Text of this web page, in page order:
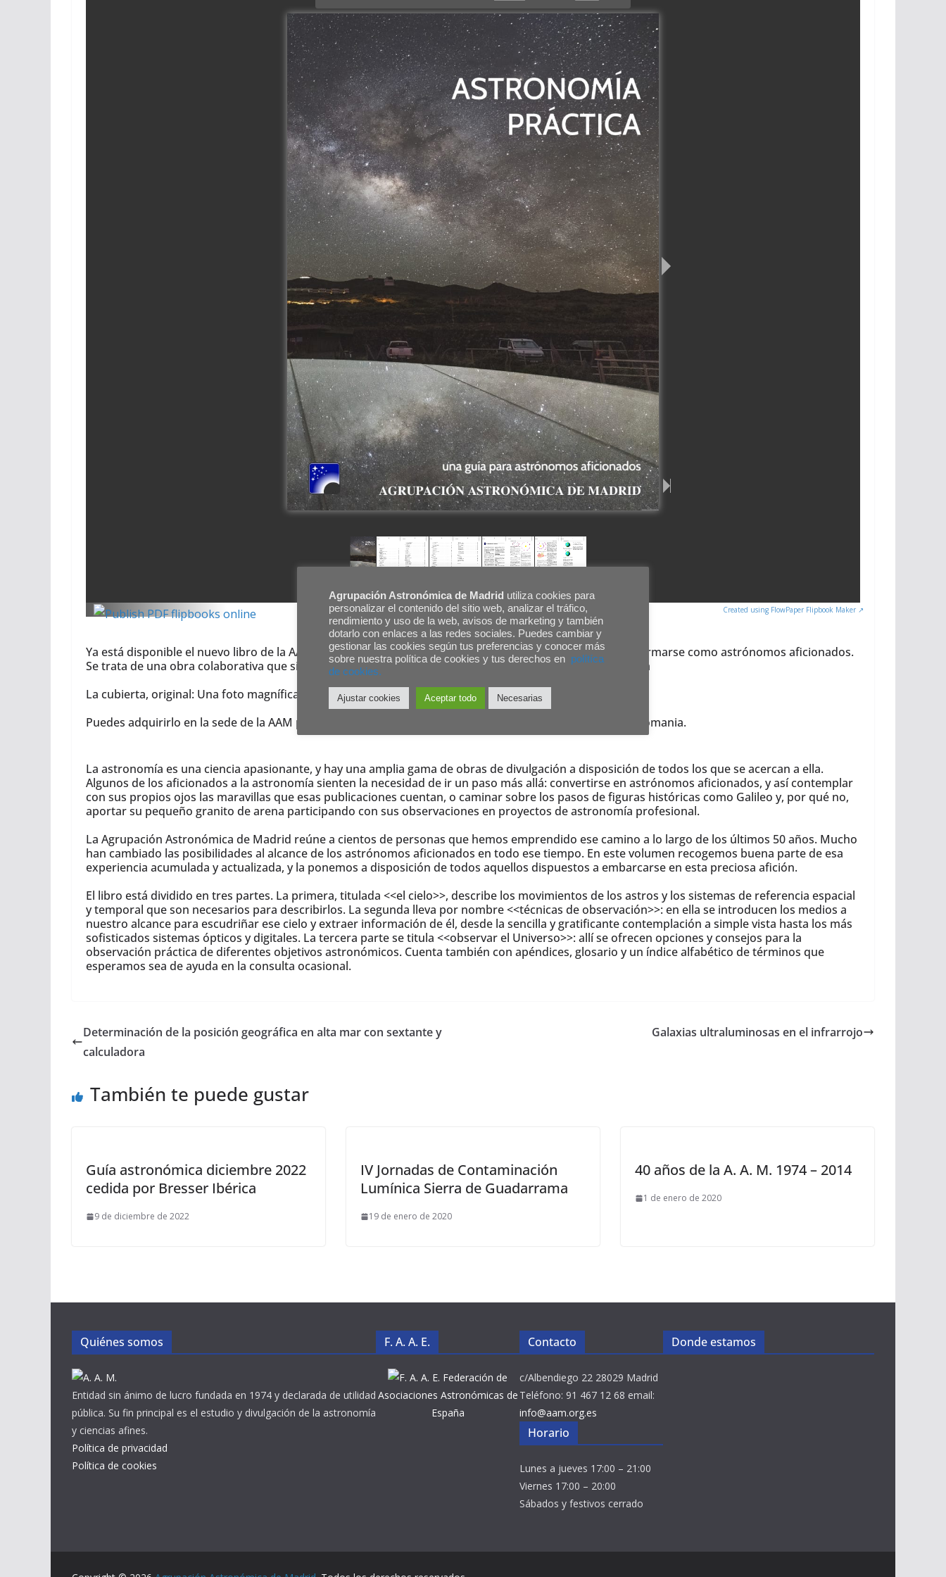
Created using FlowPaper Flipbook Maker ↗
Ya está disponible el nuevo libro de la AAM. En sus páginas se exponen conceptos fundamentales para formarse como astrónomos aficionados.
Se trata de una obra colaborativa que sintetiza el conocimiento y la experiencia de 50 años de Astronomía
La cubierta, original: Una foto magnífica de Miguel Ángel González Barrio. Y continúa en contracubierta.
Puedes adquirirlo en la sede de la AAM por 25 € (C/Albendiego 22, local) o a través de la web de Telescopiomania.
La astronomía es una ciencia apasionante, y hay una amplia gama de obras de divulgación a disposición de todos los que se acercan a ella.
Algunos de los aficionados a la astronomía sienten la necesidad de ir un paso más allá: convertirse en astrónomos aficionados, y así contemplar
con sus propios ojos las maravillas que esas publicaciones cuentan, o caminar sobre los pasos de figuras históricas como Galileo y, por qué no,
aportar su pequeño granito de arena participando con sus observaciones en proyectos de astronomía profesional.
La Agrupación Astronómica de Madrid reúne a cientos de personas que hemos emprendido ese camino a lo largo de los últimos 50 años. Mucho
han cambiado las posibilidades al alcance de los astrónomos aficionados en todo ese tiempo. En este volumen recogemos buena parte de esa
experiencia acumulada y actualizada, y la ponemos a disposición de todos aquellos dispuestos a embarcarse en esta preciosa afición.
El libro está dividido en tres partes. La primera, titulada <<el cielo>>, describe los movimientos de los astros y los sistemas de referencia espacial
y temporal que son necesarios para describirlos. La segunda lleva por nombre <<técnicas de observación>>: en ella se introducen los medios a
nuestro alcance para escudriñar ese cielo y extraer información de él, desde la sencilla y gratificante contemplación a simple vista hasta los más
sofisticados sistemas ópticos y digitales. La tercera parte se titula <<observar el Universo>>: allí se ofrecen opciones y consejos para la
observación práctica de diferentes objetivos astronómicos. Cuenta también con apéndices, glosario y un índice alfabético de términos que
esperamos sea de ayuda en la consulta ocasional.
Determinación de la posición geográfica en alta mar con sextante y
calculadora
Galaxias ultraluminosas en el infrarrojo
También te puede gustar
Guía astronómica diciembre 2022
cedida por Bresser Ibérica
9 de diciembre de 2022
IV Jornadas de Contaminación
Lumínica Sierra de Guadarrama
19 de enero de 2020
40 años de la A. A. M. 1974 – 2014
1 de enero de 2020
Quiénes somos
Entidad sin ánimo de lucro fundada en 1974 y declarada de utilidad
pública. Su fin principal es el estudio y divulgación de la astronomía
y ciencias afines.
Política de privacidad
Política de cookies
F. A. A. E.
Federación de
Asociaciones Astronómicas de
España
Contacto
c/Albendiego 22 28029 Madrid
Teléfono: 91 467 12 68 email:
info@aam.org.es
Horario
Lunes a jueves 17:00 – 21:00
Viernes 17:00 – 20:00
Sábados y festivos cerrado
Donde estamos
Agrupación Astronómica de Madrid utiliza cookies para
personalizar el contenido del sitio web, analizar el tráfico,
rendimiento y uso de la web, avisos de marketing y también
dotarlo con enlaces a las redes sociales. Puedes cambiar y
gestionar las cookies según tus preferencias y conocer más
sobre nuestra política de cookies y tus derechos en polítíca
de cookies.
Ajustar cookies Aceptar todo Necesarias